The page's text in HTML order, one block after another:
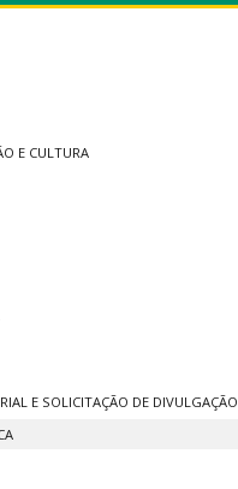
E CULTURA
E SOLICITAÇÃO DE DIVULGAÇÃO